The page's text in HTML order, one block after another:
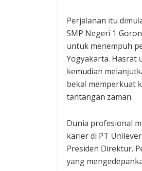
Perjalanan itu
SMP Negeri 1
untuk menempuh
Yogyakarta. Hasrat
kemudian
bekal memperkuat
tantangan zaman.
Dunia profesional
karier di PT
Presiden Direktur.
yang